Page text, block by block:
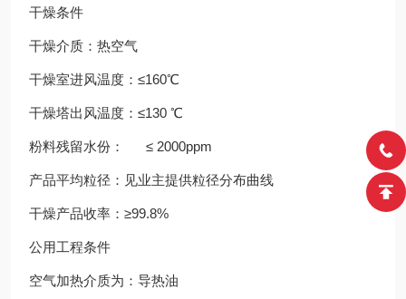
干燥条件
干燥介质：热空气
干燥室进风温度：≤160℃
干燥塔出风温度：≤130 ℃
粉料残留水份： ≤ 2000ppm
产品平均粒径：见业主提供粒径分布曲线
干燥产品收率：≥99.8%
公用工程条件
空气加热介质为：导热油